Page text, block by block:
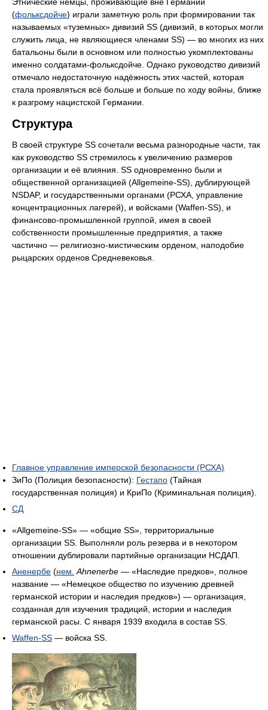
(фольксдойче) играли заметную роль при формировании так
называемых «туземных» дивизий SS (дивизий, в которых могли
служить лица, не являющиеся членами SS) — во многих из них
батальоны были в основном или полностью укомплектованы
именно солдатами-фольксдойче. Однако руководство дивизий
отмечало недостаточную надёжность этих частей, которая
стала проявляться всё больше и больше по ходу войны, ближе
к разгрому нацистской Германии.
Структура
В своей структуре SS сочетали весьма разнородные части, так
как руководство SS стремилось к увеличению размеров
организации и её влияния. SS одновременно были и
общественной организацией (Allgemeine-SS), дублирующей
NSDAP, и государственными органами (РСХА, управление
концентрационных лагерей), и войсками (Waffen-SS), и
финансово-промышленной группой, имея в своей
собственности промышленные предприятия, а также
частично — религиозно-мистическим орденом, наподобие
рыцарских орденов Средневековья.
Главное управление имперской безопасности (РСХА)
ЗиПо (Полиция безопасности): Гестапо (Тайная
государственная полиция) и КриПо (Криминальная полиция).
СД
«Allgemeine-SS» — «общие SS», территориальные
организации SS. Выполняли роль резерва и в некотором
отношении дублировали партийные организации НСДАП.
Аненербе (нем. Ahnenerbe — «Наследие предков», полное
название — «Немецкое общество по изучению древней
германской истории и наследия предков») — организация,
созданная для изучения традиций, истории и наследия
германской расы. С января 1939 входила в состав SS.
Waffen-SS — войска SS.